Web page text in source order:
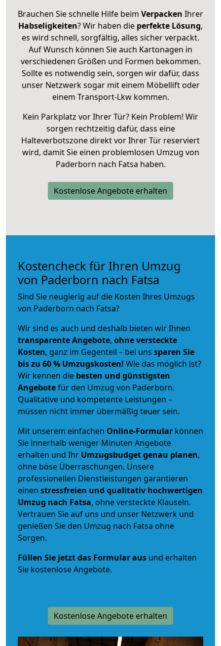
Brauchen Sie schnelle Hilfe beim Verpacken Ihrer
Habseligkeiten? Wir haben die perfekte Lösung,
es wird schnell, sorgfältig, alles sicher verpackt.
Auf Wunsch können Sie auch Kartonagen in
verschiedenen Größen und Formen bekommen.
Sollte es notwendig sein, sorgen wir dafür, dass
unser Netzwerk sogar mit einem Möbellift oder
einem Transport-Lkw kommen.
Kein Parkplatz vor Ihrer Tür? Kein Problem! Wir
sorgen rechtzeitig dafür, dass eine
Halteverbotszone direkt vor Ihrer Tür reserviert
wird, damit Sie einen problemlosen Umzug von
Paderborn nach Fatsa haben.
Kostenlose Angebote erhalten
Kostencheck für Ihren Umzug
von Paderborn nach Fatsa
Sind Sie neugierig auf die Kosten Ihres Umzugs
von Paderborn nach Fatsa?
Wir sind es auch und deshalb bieten wir Ihnen
transparente Angebote, ohne versteckte
Kosten, ganz im Gegenteil – bei uns sparen Sie
bis zu 60 % Umzugskosten! Wie das möglich ist?
Wir kennen die besten und günstigsten
Angebotefür den Umzug von Paderborn.
Qualitative und kompetente Leistungen –
müssen nicht immer übermäßig teuer sein.
Mit unserem einfachen Online-Formular können
Sie innerhalb weniger Minuten Angebote
erhalten und Ihr Umzugsbudgetgenau planen,
ohne böse Überraschungen. Unsere
professionellen Dienstleistungen garantieren
einen stressfreien und qualitativ hochwertigen
Umzug nach Fatsa, ohne versteckte Klauseln.
Vertrauen Sie auf uns und unser Netzwerk und
genießen Sie den Umzug nach Fatsa ohne
Sorgen.
Füllen Sie jetzt das Formular aus und erhalten
Sie kostenlose Angebote.
Kostenlose Angebote erhalten